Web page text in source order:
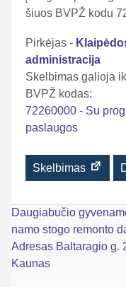
šiuos BVPŽ kodu
Pirkėjas -
administracija
Skelbimas galioja
BVPŽ kodas:
72260000 - Su
paslaugos
Skelbimas
Navigacija
tarp
įrašų
Daugiabučio
namo stogo remonto
Adresas Baltaragio g.
Kaunas